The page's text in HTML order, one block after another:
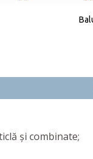
și combinate;